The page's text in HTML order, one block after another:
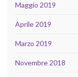
Maggio 2019
Aprile 2019
Marzo 2019
Novembre 2018